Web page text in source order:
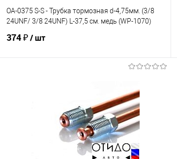
OA-0375 S-S - Трубка тормозная d-4,75мм. (3/8
24UNF/ 3/8 24UNF) L-37,5 см. медь (WP-1070)
374 ₽/ шт
Под заказ